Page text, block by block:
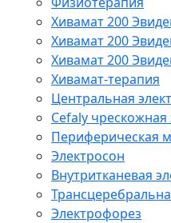
Хивамат 200
Хивамат 200
Хивамат 200
Хивамат-терапия
Центральная
Cefaly
Периферическая
Электросон
Внутритканевая
Электрофорез